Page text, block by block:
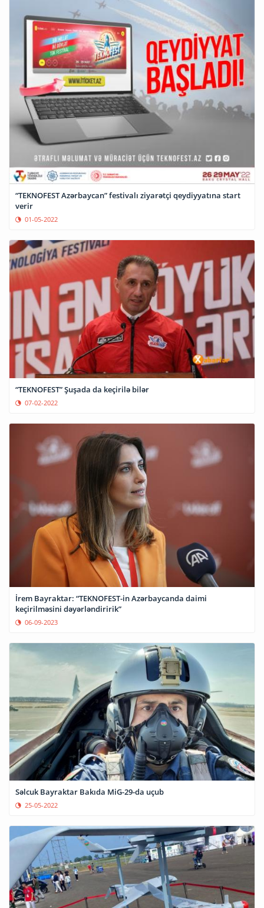
“TEKNOFEST Azərbaycan” festivalı ziyarətçi qeydiyyatına start
verir
01-05-2022
“TEKNOFEST” Şuşada da keçirilə bilər
07-02-2022
İrem Bayraktar: “TEKNOFEST-in Azərbaycanda daimi
keçirilməsini dəyərləndiririk”
06-09-2023
Səlcuk Bayraktar Bakıda MiG-29-da uçub
25-05-2022